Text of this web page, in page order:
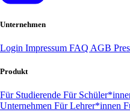
Unternehmen
Login Impressum FAQ AGB
Produkt
Für Studierende Für
Unternehmen Für Lehrer*innen